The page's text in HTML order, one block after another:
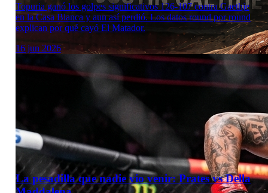
Topuria ganó los golpes significativos 126-107 contra Gaethje
en la Casa Blanca y aun así perdió. Los datos round por round
explican por qué cayó El Matador.
16 jun 2026
La pesadilla que nadie vio venir: Prates vs Della